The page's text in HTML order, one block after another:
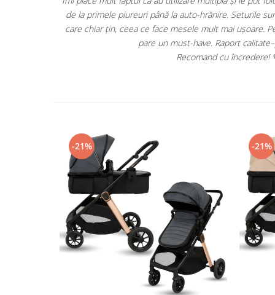
Fabricat din resurse naturale abundente.
Complet ne-toxic și fără miros; nu conține BPA, latex,
și au ventuze
diversificării mi se
am luat cu noi peste tot, incape usor in
probleme. Recomand cu
-21% -21%